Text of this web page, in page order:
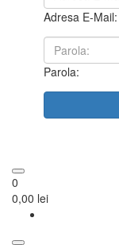
Adresa E-Mail:
Parola:
0
0,00 lei